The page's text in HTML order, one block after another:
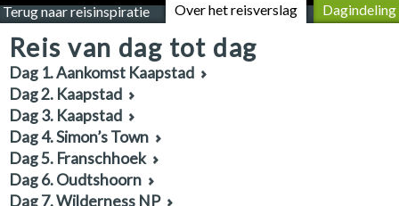
Terug naar reisinspiratie Over het reisverslag Dagindeling
Reis van dag tot dag
Dag 1. Aankomst Kaapstad
Dag 2. Kaapstad
Dag 3. Kaapstad
Dag 4. Simon’s Town
Dag 5. Franschhoek
Dag 6. Oudtshoorn
Dag 7. Wilderness NP